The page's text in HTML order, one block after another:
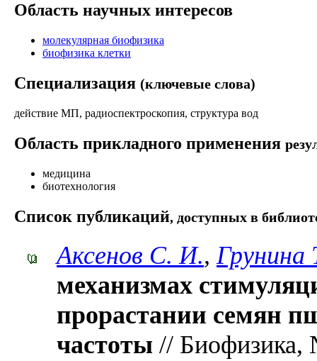
Область научных интересов
молекулярная биофизика
биофизика клетки
Специализация (ключевые слова)
действие МП, радиоспектроскопия, структура вод
Область прикладного применения
медицина
биотехнология
Список публикаций, доступных в
Аксенов С. И.,
механизмах
прорастании семян
частоты // Биофизика,